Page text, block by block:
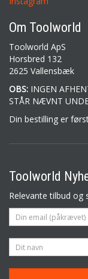
Om Toolworld
Toolworld ApS
Horsbred 132
2625 Vallensbæk
OBS: INGEN
STÅR NÆVNT
Din bestilling er
Toolworld
Relevante tilbud og